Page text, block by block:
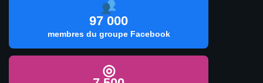
97 000
membres du groupe Facebook
◎